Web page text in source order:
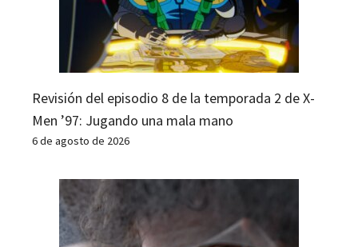
Revisión del episodio 8 de la temporada 2 de X-
Men ’97: Jugando una mala mano
6 de agosto de 2026